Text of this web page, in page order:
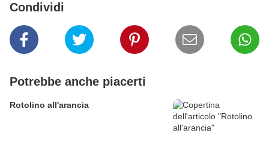
Condividi
Potrebbe anche piacerti
Rotolino all'arancia